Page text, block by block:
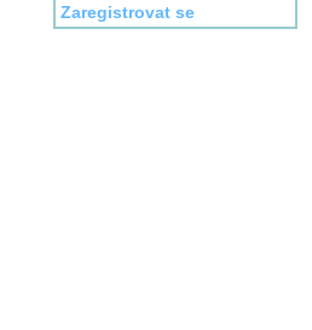
Zaregistrovat se